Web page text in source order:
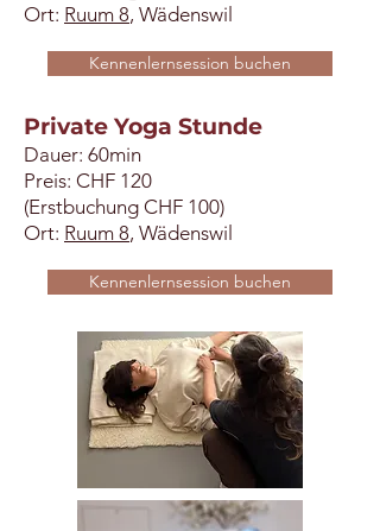
Ort: Ruum 8, Wädenswil
Kennenlernsession buchen
Private Yoga Stunde
Dauer: 60min
Preis: CHF 120
(Erstbuchung CHF 100)
Ort: Ruum 8, Wädenswil
Kennenlernsession buchen